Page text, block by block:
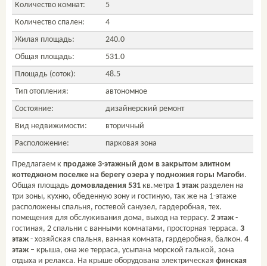
Количество комнат:
5
Количество спален:
4
Жилая площадь:
240.0
Общая площадь:
531.0
Площадь (соток):
48.5
Тип отопления:
автономное
Состояние:
дизайнерский ремонт
Вид недвижимости:
вторичный
Расположение:
парковая зона
Предлагаем к продаже 3-этажный дом в закрытом элитном
коттеджном поселке на берегу озера у подножия горы Магоби.
Общая площадь домовладения 531 кв.метра 1 этаж разделен на
три зоны, кухню, обеденную зону и гостиную, так же на 1-этаже
расположены спальня, гостевой санузел, гардеробная, тех.
помещения для обслуживания дома, выход на террасу. 2 этаж -
гостиная, 2 спальни с ванными комнатами, просторная терраса. 3
этаж - хозяйская спальня, ванная комната, гардеробная, балкон. 4
этаж – крыша, она же терраса, усыпана морской галькой, зона
отдыха и релакса. На крыше оборудована электрическая финская